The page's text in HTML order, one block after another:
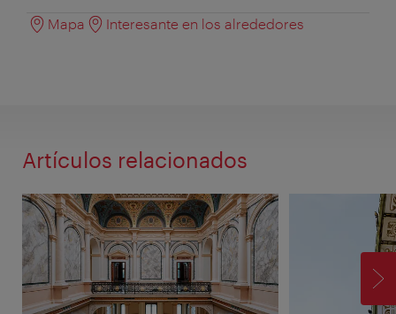
Mapa Interesante en los alrededores
Artículos relacionados